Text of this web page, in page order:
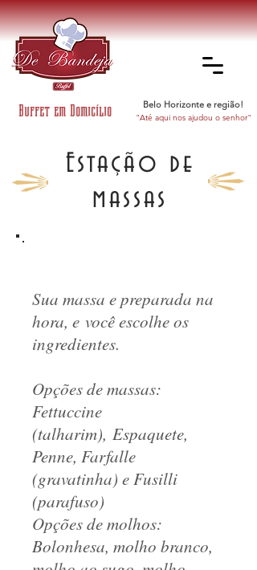
Buffet em Domicílio Belo Horizonte e região!
"Até aqui nos ajudou o senhor"
Estação de
massas
Sua massa e preparada na
hora, e você escolhe os
ingredientes.
Opções de massas:
Fettuccine
(talharim), Espaquete,
Penne, Farfalle
(gravatinha) e Fusilli
(parafuso)
Opções de molhos:
Bolonhesa, molho branco,